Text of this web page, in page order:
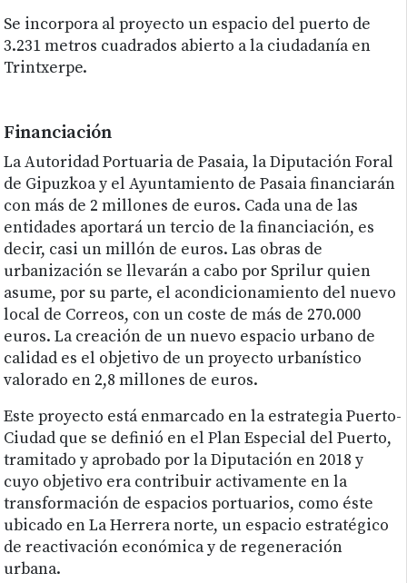
Se incorpora al proyecto un espacio del puerto de
3.231 metros cuadrados abierto a la ciudadanía en
Trintxerpe.
Financiación
La Autoridad Portuaria de Pasaia, la Diputación Foral
de Gipuzkoa y el Ayuntamiento de Pasaia financiarán
con más de 2 millones de euros. Cada una de las
entidades aportará un tercio de la financiación, es
decir, casi un millón de euros. Las obras de
urbanización se llevarán a cabo por Sprilur quien
asume, por su parte, el acondicionamiento del nuevo
local de Correos, con un coste de más de 270.000
euros. La creación de un nuevo espacio urbano de
calidad es el objetivo de un proyecto urbanístico
valorado en 2,8 millones de euros.
Este proyecto está enmarcado en la estrategia Puerto-
Ciudad que se definió en el Plan Especial del Puerto,
tramitado y aprobado por la Diputación en 2018 y
cuyo objetivo era contribuir activamente en la
transformación de espacios portuarios, como éste
ubicado en La Herrera norte, un espacio estratégico
de reactivación económica y de regeneración
urbana.